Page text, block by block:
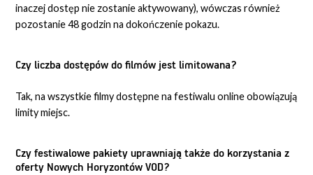
inaczej dostęp nie zostanie aktywowany), wówczas również
pozostanie 48 godzin na dokończenie pokazu.
Czy liczba dostępów do filmów jest limitowana?
Tak, na wszystkie filmy dostępne na festiwalu online obowiązują
limity miejsc.
Czy festiwalowe pakiety uprawniają także do korzystania z
oferty Nowych Horyzontów VOD?